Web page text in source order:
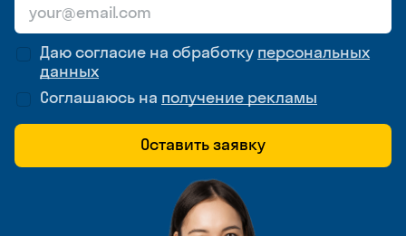
Даю согласие на обработку персональных
данных
Соглашаюсь на получение рекламы
Оставить заявку